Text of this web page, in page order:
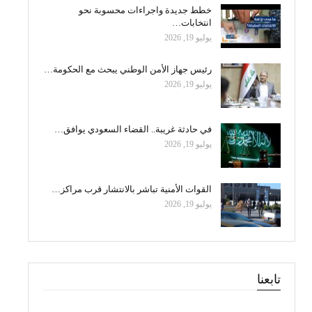
خطط جديدة واجراءات محسوبة نحو
انتخابات…
يوليو 19, 2026
رئيس جهاز الأمن الوطني يبحث مع الحكومة…
يوليو 19, 2026
في حادثة غريبة.. القضاء السعودي يوافق…
يوليو 19, 2026
القوات الأمنية تباشر بالانتشار قرب مراكز…
يوليو 19, 2026
تابعنا